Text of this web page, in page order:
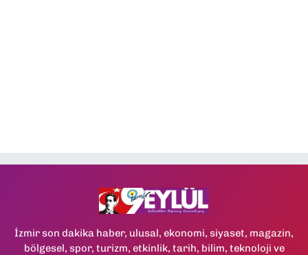
İzmir son dakika haber, ulusal, ekonomi, siyaset, magazin,
bölgesel, spor, turizm, etkinlik, tarih, bilim, teknoloji ve